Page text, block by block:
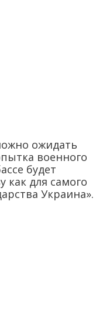
ожидать
военного
будет
как для самого
Украина».